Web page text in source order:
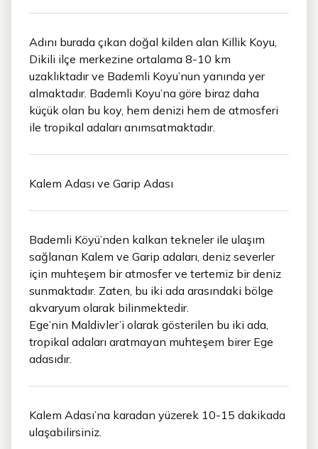
Adını burada çıkan doğal kilden alan Killik Koyu,
Dikili ilçe merkezine ortalama 8-10 km
uzaklıktadır ve Bademli Koyu’nun yanında yer
almaktadır. Bademli Koyu’na göre biraz daha
küçük olan bu koy, hem denizi hem de atmosferi
ile tropikal adaları anımsatmaktadır.
Kalem Adası ve Garip Adası
Bademli Köyü’nden kalkan tekneler ile ulaşım
sağlanan Kalem ve Garip adaları, deniz severler
için muhteşem bir atmosfer ve tertemiz bir deniz
sunmaktadır. Zaten, bu iki ada arasındaki bölge
akvaryum olarak bilinmektedir.
Ege’nin Maldivler’i olarak gösterilen bu iki ada,
tropikal adaları aratmayan muhteşem birer Ege
adasıdır.
Kalem Adası’na karadan yüzerek 10-15 dakikada
ulaşabilirsiniz.